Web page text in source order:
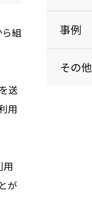
組
送
用
用
が
事例
その他